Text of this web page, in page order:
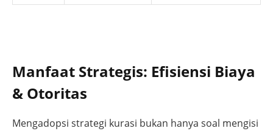
Manfaat Strategis: Efisiensi Biaya
& Otoritas
Mengadopsi strategi kurasi bukan hanya soal mengisi